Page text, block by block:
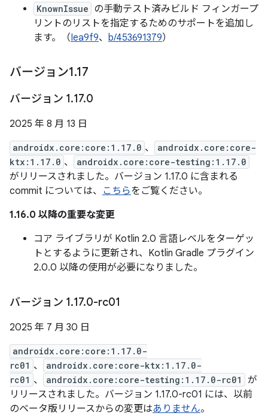
KnownIssue の手動テスト済みビルド フィンガープ
リントのリストを指定するためのサポートを追加し
ます。（Iea9f9、 b/453691379）
バージョン1.17
バージョン 1.17.0
2025 年 8 月 13 日
androidx.core:core:1.17.0 、
androidx.core:core-
ktx:1.17.0 、 androidx.core:core-testing:1.17.0
がリリースされました。バージョン 1.17.0 に含まれる
commit については、 こちらをご覧ください。
1.16.0 以降の重要な変更
コア ライブラリが Kotlin 2.0 言語レベルをターゲッ
トとするように更新され、Kotlin Gradle プラグイン
2.0.0 以降の使用が必要になりました。
バージョン 1.17.0-rc01
2025 年 7 月 30 日
androidx.core:core:1.17.0-
rc01 、
androidx.core:core-ktx:1.17.0-
rc01 、 androidx.core:core-testing:1.17.0-rc01
が
リリースされました。バージョン 1.17.0-rc01 には、以前
のベータ版リリースからの変更はありません。